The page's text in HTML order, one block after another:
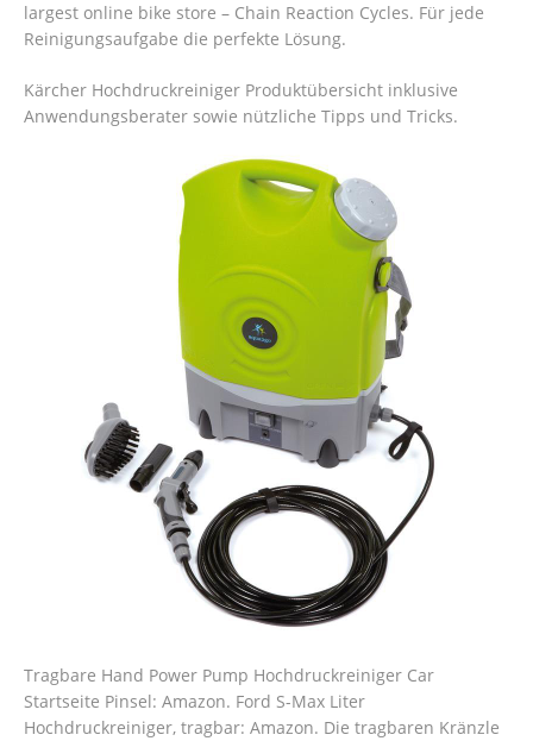
largest online bike store – Chain Reaction Cycles. Für jede
Reinigungsaufgabe die perfekte Lösung.
Kärcher Hochdruckreiniger Produktübersicht inklusive
Anwendungsberater sowie nützliche Tipps und Tricks.
Tragbare Hand Power Pump Hochdruckreiniger Car
Startseite Pinsel: Amazon. Ford S-Max Liter
Hochdruckreiniger, tragbar: Amazon. Die tragbaren Kränzle